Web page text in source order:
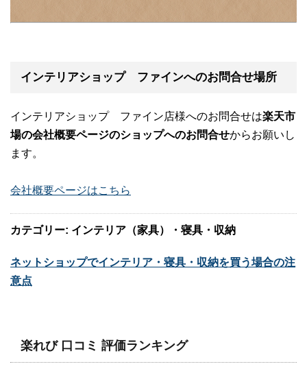
インテリアショップ ファインへのお問合せ場所
インテリアショップ ファイン店様へのお問合せは楽天市
場の会社概要ページのショップへのお問合せからお願いし
ます。
会社概要ページはこちら
カテゴリー: インテリア（家具）・寝具・収納
ネットショップでインテリア・寝具・収納を買う場合の注
意点
楽れび 口コミ 評価ランキング